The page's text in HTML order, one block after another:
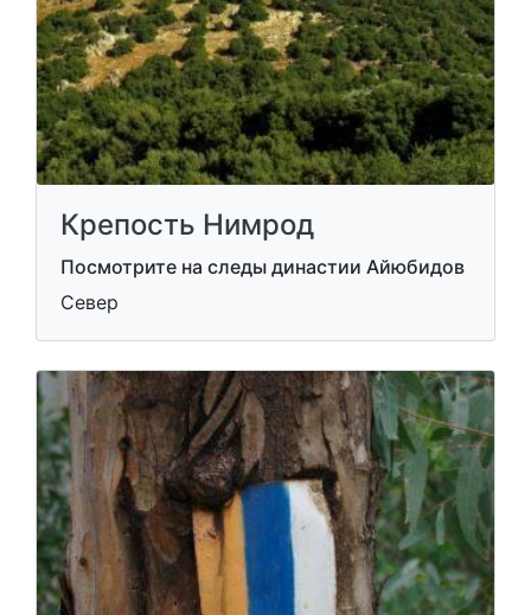
Крепость Нимрод
Посмотрите на следы династии Айюбидов
Север